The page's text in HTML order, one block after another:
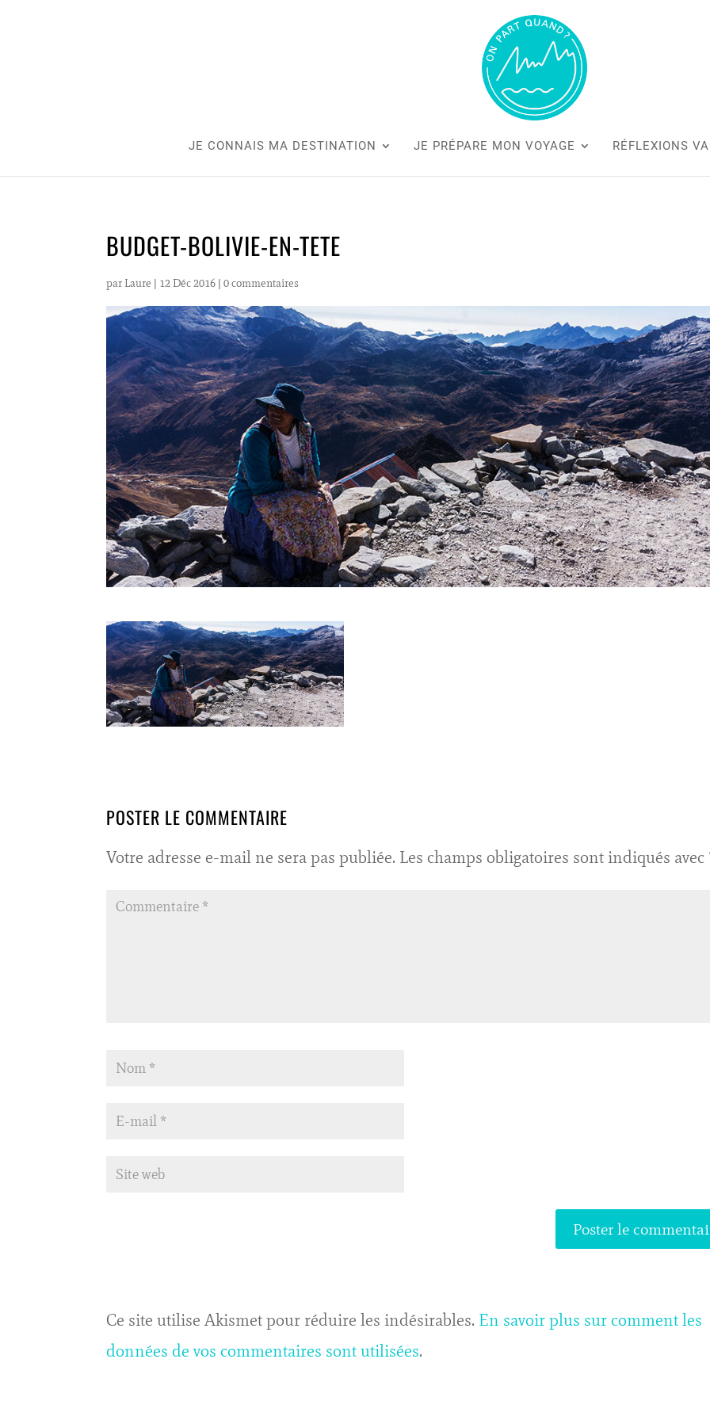
JE CONNAIS MA DESTINATION JE PRÉPARE MON VOYAGE RÉFLEXIONS
BUDGET-BOLIVIE-EN-TETE
par Laure | 12 Déc 2016 |0 commentaires
POSTER LE COMMENTAIRE
Votre adresse e-mail ne sera pas publiée. Les champs obligatoires sont indiqués avec
Ce site utilise Akismet pour réduire les indésirables. En savoir plus sur comment les
données de vos commentaires sont utilisées.